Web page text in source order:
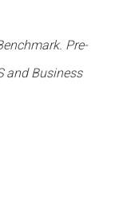
Pre-
and Business